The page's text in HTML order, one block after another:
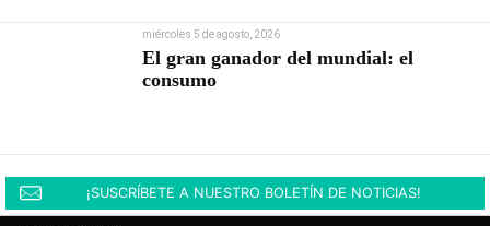
miércoles 5 de agosto, 2026
El gran ganador del mundial: el
consumo
¡SUSCRÍBETE A NUESTRO BOLETÍN DE NOTICIAS!